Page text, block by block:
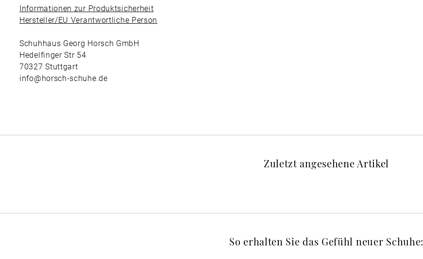
Informationen zur Produktsicherheit
Hersteller/EU Verantwortliche Person
Schuhhaus Georg Horsch GmbH
Hedelfinger Str 54
70327 Stuttgart
info@horsch-schuhe.de
Zuletzt angesehene Artikel
So erhalten Sie das Gefühl neuer Schuhe: